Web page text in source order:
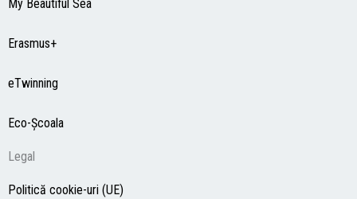
My Beautiful Sea
Erasmus+
eTwinning
Eco-Şcoala
Legal
Politică cookie-uri (UE)